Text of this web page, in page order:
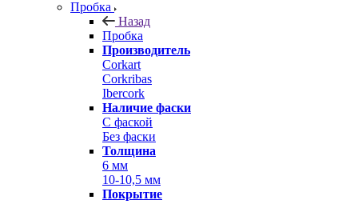
Пробка
Назад
Пробка
Производитель
Corkart
Corkribas
Ibercork
Наличие фаски
С фаской
Без фаски
Толщина
6 мм
10-10,5 мм
Покрытие